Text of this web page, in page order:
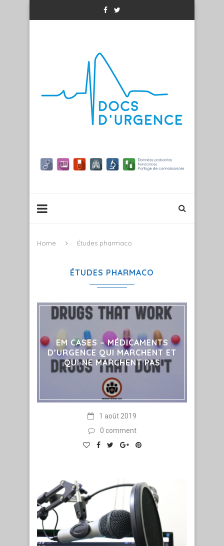
Home Études pharmaco
ÉTUDES PHARMACO
EM CASES – MÉDICAMENTS
D’URGENCE QUI MARCHENT ET
QUI NE MARCHENT PAS
1 août 2019
0 comment